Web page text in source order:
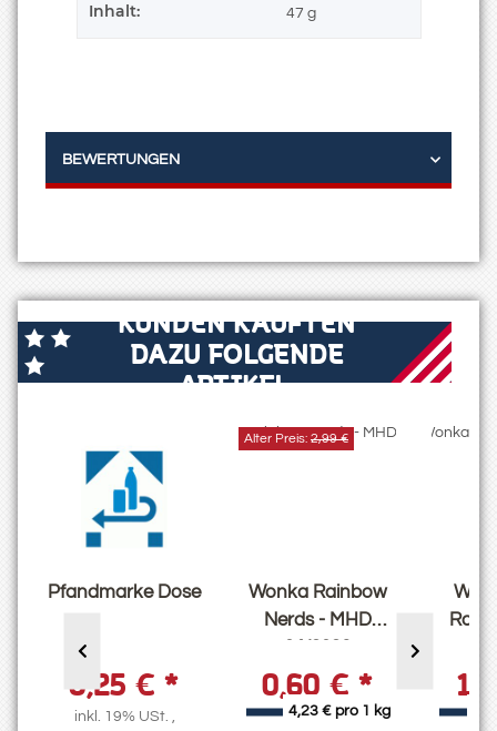
Inhalt: 47 g
BEWERTUNGEN
KUNDEN KAUFTEN
DAZU FOLGENDE
ARTIKEL:
Pfandmarke Dose
0,25 € *
inkl. 19% USt. ,
Wonka Rainbow
Nerds - MHD
0,60 € *
4,23 € pro 1 kg
Alter Preis: 2,99 €